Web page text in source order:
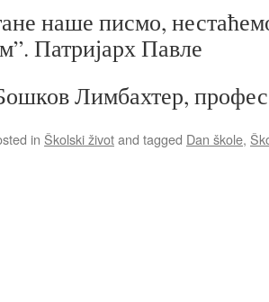
наше писмо,
Патријарх Павле
Лимбахтер,
in Školski životand tagged Dan škole,